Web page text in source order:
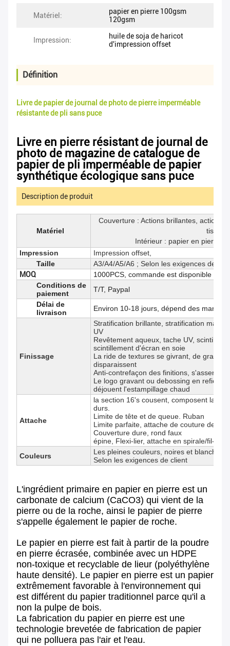
Matériel:
papier en pierre 100gsm
120gsm
Impression:
huile de soja de haricot
d'impression offset
Définition
Livre de papier de journal de photo de pierre imperméable
résistante de pli sans puce
Livre en pierre résistant de journal de
photo de magazine de catalogue de
papier de pli imperméable de papier
synthétique écologique sans puce
Description de produit
Matériel
Couverture : Actions brillantes, actions
tissu
Intérieur : papier en pierre
Impression
Impression offset,
Taille
A3/A4/A5/A6 ; Selon les exigences de
MOQ
1000PCS, commande est disponible
Conditions de
paiement
T/T, Paypal
Délai de
livraison
Environ 10-18 jours, dépend des
Finissage
Stratification brillante, stratification mate,
UV
Revêtement aqueux, tache UV,
scintillement d'écran en soie
La ride de textures se givrant, de graver
disparaissent
Anti-contrefaçon des finitions,
Le logo gravant ou debossing en refief,
déjouent l'estampillage chaud
Attache
la section 16's cousent, composent la
durs.
Limite de tête et de queue. Ruban
Limite parfaite, attache de couture de fil,
Couverture dure, rond faux
épine, Flexi-lier, attache en spirale/fil-o,
Couleurs
Les pleines couleurs, noires et blanches,
Selon les exigences de client
L'ingrédient primaire en papier en pierre est un
carbonate de calcium (CaCO3) qui vient de la
pierre ou de la roche, ainsi le papier de pierre
s'appelle également le papier de roche.
Le papier en pierre est fait à partir de la poudre
en pierre écrasée, combinée avec un HDPE
non-toxique et recyclable de lieur (polyéthylène
haute densité). Le papier en pierre est un papier
extrêmement favorable à l'environnement qui
est différent du papier traditionnel parce qu'il a
non la pulpe de bois.
La fabrication du papier en pierre est une
technologie brevetée de fabrication de papier
qui ne polluera pas l'air et l'eau.